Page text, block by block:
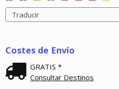
Costes de Envío
GRATIS *
Consultar Destinos